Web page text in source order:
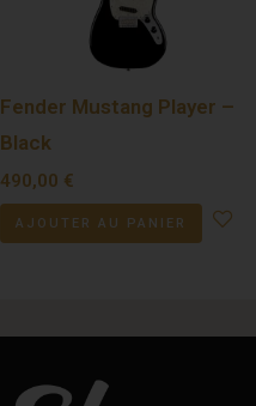
Fender Mustang Player –
Black
490,00 €
AJOUTER AU PANIER